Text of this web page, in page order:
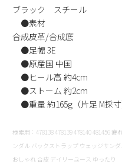
ブラック スチール
●素材
合成皮革/合成底
●足幅 3E
●原産国 中国
●ヒール高 約4cm
●ストーム 約2cm
●重量 約165g（片足 M採
検索用：478138 478139 478140 481456
ンダル バックストラップ ウェッジサン
おしゃれ 合皮 デイリーユース ゆったり